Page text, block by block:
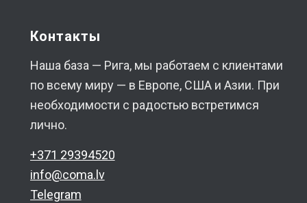
Контакты
Наша база — Рига, мы работаем с клиентами
по всему миру — в Европе, США и Азии. При
необходимости с радостью встретимся
лично.
+371 29394520
info@coma.lv
Telegram